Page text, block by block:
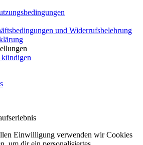
und Widerrufsbelehrung
Einwilligung verwenden wir Cookies